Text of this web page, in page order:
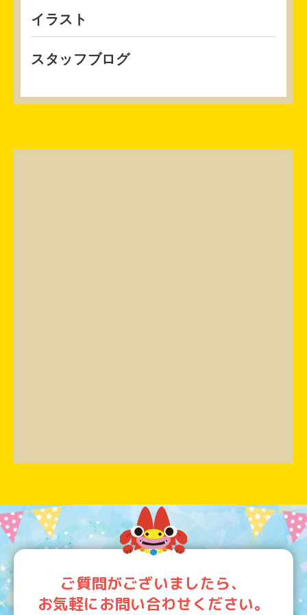
イラスト
スタッフブログ
ご質問がございましたら、
お気軽にお問い合わせください。